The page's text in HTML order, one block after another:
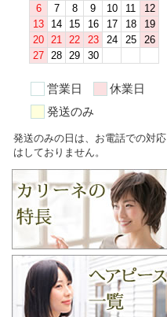
営業日
休業日
発送のみ
発送のみの日は、お電話での対応
はしておりません。